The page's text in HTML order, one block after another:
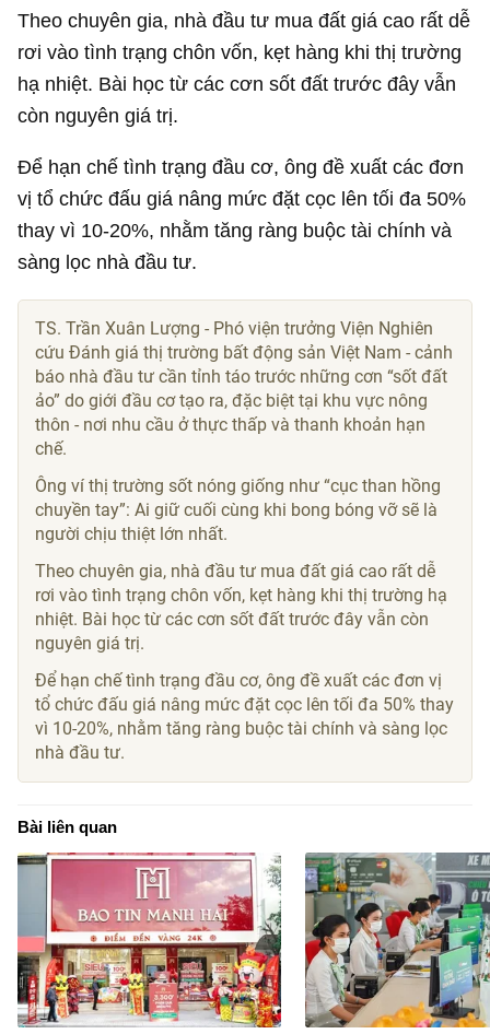
Theo chuyên gia, nhà đầu tư mua đất giá cao rất dễ
rơi vào tình trạng chôn vốn, kẹt hàng khi thị trường
hạ nhiệt. Bài học từ các cơn sốt đất trước đây vẫn
còn nguyên giá trị.
Để hạn chế tình trạng đầu cơ, ông đề xuất các đơn
vị tổ chức đấu giá nâng mức đặt cọc lên tối đa 50%
thay vì 10-20%, nhằm tăng ràng buộc tài chính và
sàng lọc nhà đầu tư.
TS. Trần Xuân Lượng - Phó viện trưởng Viện Nghiên
cứu Đánh giá thị trường bất động sản Việt Nam - cảnh
báo nhà đầu tư cần tỉnh táo trước những cơn “sốt đất
ảo” do giới đầu cơ tạo ra, đặc biệt tại khu vực nông
thôn - nơi nhu cầu ở thực thấp và thanh khoản hạn
chế.
Ông ví thị trường sốt nóng giống như “cục than hồng
chuyền tay”: Ai giữ cuối cùng khi bong bóng vỡ sẽ là
người chịu thiệt lớn nhất.
Theo chuyên gia, nhà đầu tư mua đất giá cao rất dễ
rơi vào tình trạng chôn vốn, kẹt hàng khi thị trường hạ
nhiệt. Bài học từ các cơn sốt đất trước đây vẫn còn
nguyên giá trị.
Để hạn chế tình trạng đầu cơ, ông đề xuất các đơn vị
tổ chức đấu giá nâng mức đặt cọc lên tối đa 50% thay
vì 10-20%, nhằm tăng ràng buộc tài chính và sàng lọc
nhà đầu tư.
Bài liên quan